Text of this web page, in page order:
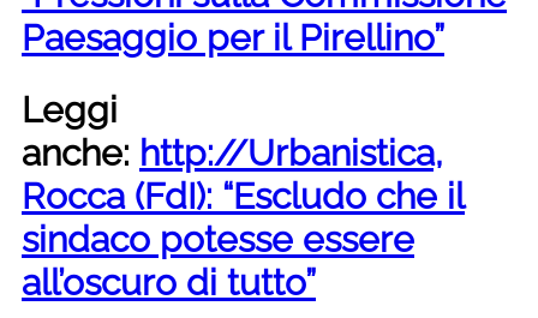
Paesaggio per il Pirellino”
Leggi
anche: http://Urbanistica,
Rocca (FdI): “Escludo che il
sindaco potesse essere
all’oscuro di tutto”